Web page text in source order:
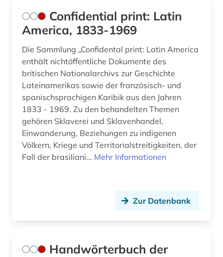
Confidential print: Latin
America, 1833-1969
Die Sammlung „Confidental print: Latin America
enthält nichtöffentliche Dokumente des
britischen Nationalarchivs zur Geschichte
Lateinamerikas sowie der französisch- und
spanischsprachigen Karibik aus den Jahren
1833 - 1969. Zu den behandelten Themen
gehören Sklaverei und Sklavenhandel,
Einwanderung, Beziehungen zu indigenen
Völkern, Kriege und Territorialstreitigkeiten, der
Fall der brasiliani... Mehr Informationen
Zur Datenbank
Handwörterbuch der